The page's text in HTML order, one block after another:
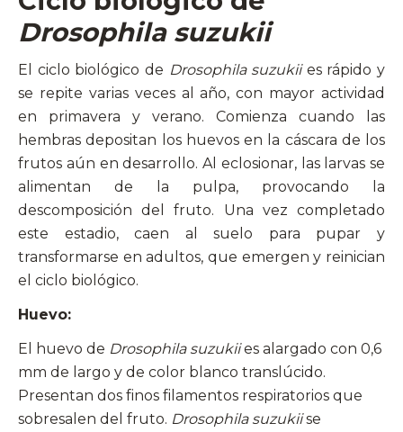
Drosophila suzukii
El ciclo biológico de Drosophila suzukiies rápido y
se repite varias veces al año, con mayor actividad
en primavera y verano. Comienza cuando las
hembras depositan los huevos en la cáscara de los
frutos aún en desarrollo. Al eclosionar, las larvas se
alimentan de la pulpa, provocando la
descomposición del fruto. Una vez completado
este estadio, caen al suelo para pupar y
transformarse en adultos, que emergen y reinician
el ciclo biológico.
Huevo:
El huevo de Drosophila suzukiies alargado con 0,6
mm de largo y de color blanco translúcido.
Presentan dos finos filamentos respiratorios que
sobresalen del fruto. Drosophila suzukiise